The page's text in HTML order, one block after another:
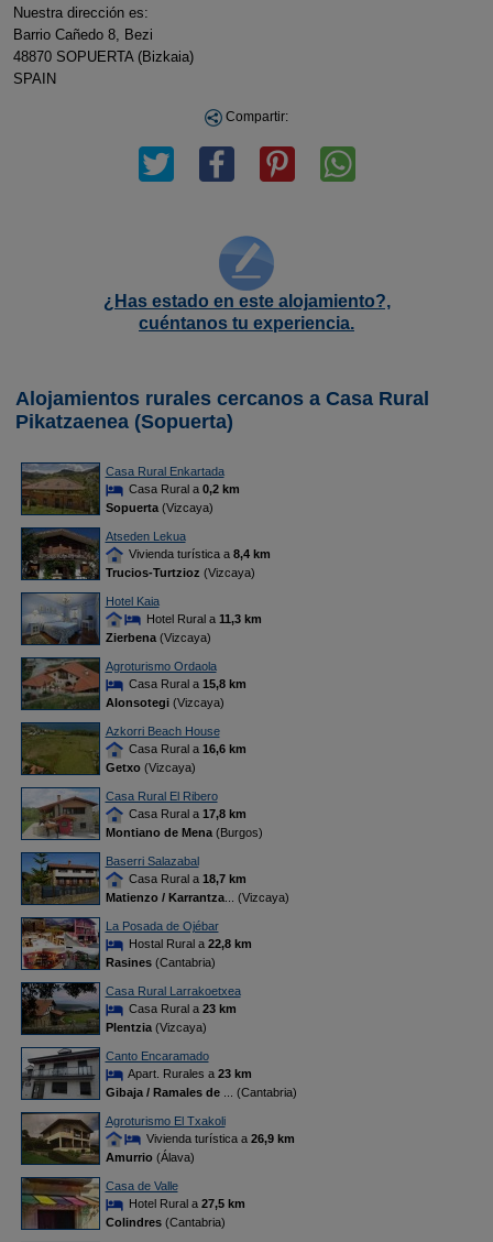
Nuestra dirección es:
Barrio Cañedo 8, Bezi
48870 SOPUERTA (Bizkaia)
SPAIN
Compartir:
¿Has estado en este alojamiento?,
cuéntanos tu experiencia.
Alojamientos rurales cercanos a Casa Rural
Pikatzaenea (Sopuerta)
Casa Rural Enkartada
Casa Rural a 0,2 km
Sopuerta(Vizcaya)
Atseden Lekua
Vivienda turística a 8,4 km
Trucios-Turtzioz (Vizcaya)
Hotel Kaia
Hotel Rural a 11,3 km
Zierbena(Vizcaya)
Agroturismo Ordaola
Casa Rural a 15,8 km
Alonsotegi(Vizcaya)
Azkorri Beach House
Casa Rural a 16,6 km
Getxo(Vizcaya)
Casa Rural El Ribero
Casa Rural a 17,8 km
Montiano de Mena(Burgos)
Baserri Salazabal
Casa Rural a 18,7 km
Matienzo / Karrantza... (Vizcaya)
La Posada de Ojébar
Hostal Rural a 22,8 km
Rasines(Cantabria)
Casa Rural Larrakoetxea
Casa Rural a 23 km
Plentzia(Vizcaya)
Canto Encaramado
Apart. Rurales a 23 km
Gibaja / Ramales de
... (Cantabria)
Agroturismo El Txakoli
Vivienda turística a 26,9 km
Amurrio(Álava)
Casa de Valle
Hotel Rural a 27,5 km
Colindres(Cantabria)